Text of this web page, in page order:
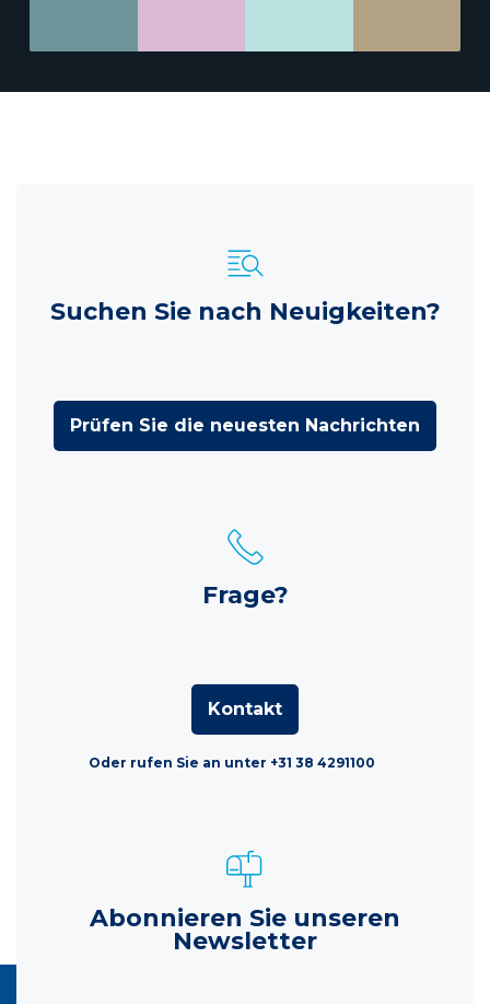
Suchen Sie nach Neuigkeiten?
Prüfen Sie die neuesten Nachrichten
Frage?
Kontakt
Oder rufen Sie an unter +31 38 4291100
Abonnieren Sie unseren
Newsletter